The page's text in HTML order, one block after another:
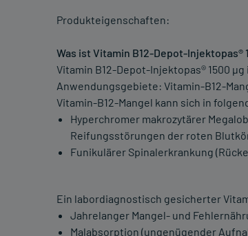
Produkteigenschaften:
Was ist Vitamin B12-Depot-
Vitamin B12-Depot-Injektopas® 1500
Anwendungsgebiete: Vitamin-B12-
Vitamin-B12-Mangel kann sich in
Hyperchromer makrozytärer
Reifungsstörungen der roten
Funikulärer Spinalerkrankung
Ein labordiagnostisch gesicherter
Jahrelanger Mangel- und
Malabsorption (ungenügender